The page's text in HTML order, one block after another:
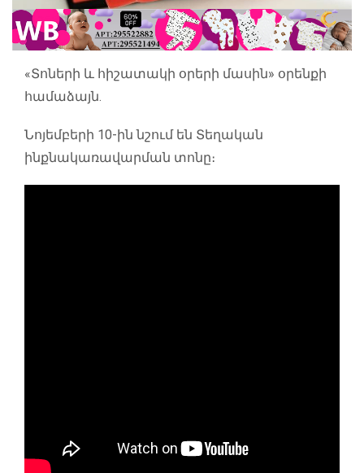
«Տոների և հիշատակի օրերի մասին» օրենքի
համաձայն.
Նոյեմբերի 10-ին նշում են Տեղական
ինքնակառավարման տոնը։